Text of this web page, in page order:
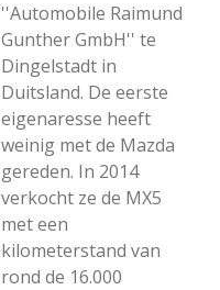
''Automobile Raimund
Gunther GmbH'' te
Dingelstadt in
Duitsland. De eerste
eigenaresse heeft
weinig met de Mazda
gereden. In 2014
verkocht ze de MX5
met een
kilometerstand van
rond de 16.000